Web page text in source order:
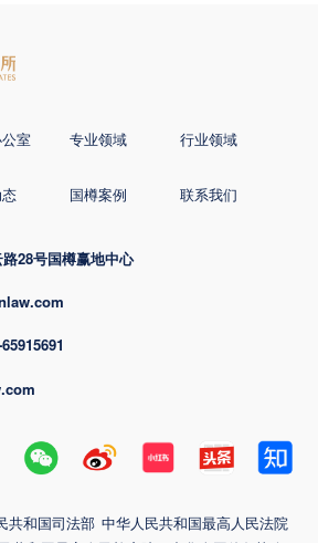
室 专业领域 行业领域
国樽案例 联系我们
28号国樽赢地中心
共和国司法部 中华人民共和国最高人民法院